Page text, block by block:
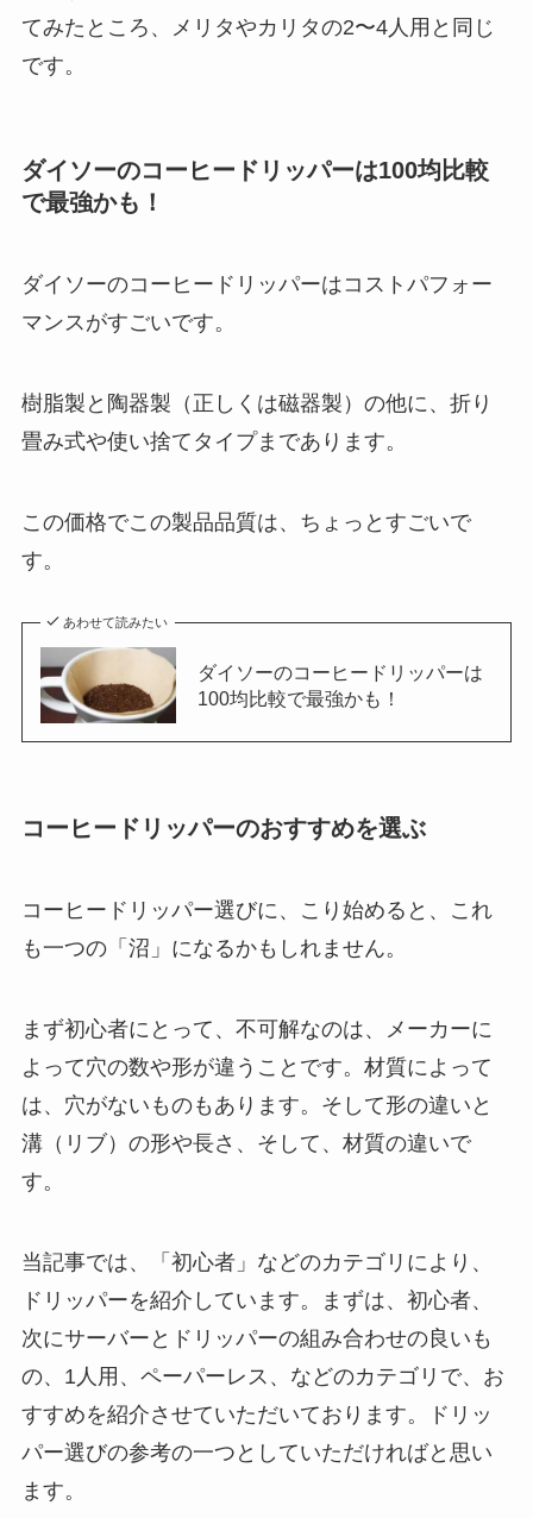
てみたところ、メリタやカリタの2〜4人用と同じ
です。
ダイソーのコーヒードリッパーは100均比較
で最強かも！
ダイソーのコーヒードリッパーはコストパフォー
マンスがすごいです。
樹脂製と陶器製（正しくは磁器製）の他に、折り
畳み式や使い捨てタイプまであります。
この価格でこの製品品質は、ちょっとすごいで
す。
あわせて読みたい
ダイソーのコーヒードリッパーは
100均比較で最強かも！
コーヒードリッパーのおすすめを選ぶ
コーヒードリッパー選びに、こり始めると、これ
も一つの「沼」になるかもしれません。
まず初心者にとって、不可解なのは、メーカーに
よって穴の数や形が違うことです。材質によって
は、穴がないものもあります。そして形の違いと
溝（リブ）の形や長さ、そして、材質の違いで
す。
当記事では、「初心者」などのカテゴリにより、
ドリッパーを紹介しています。まずは、初心者、
次にサーバーとドリッパーの組み合わせの良いも
の、1人用、ペーパーレス、などのカテゴリで、お
すすめを紹介させていただいております。ドリッ
パー選びの参考の一つとしていただければと思い
ます。